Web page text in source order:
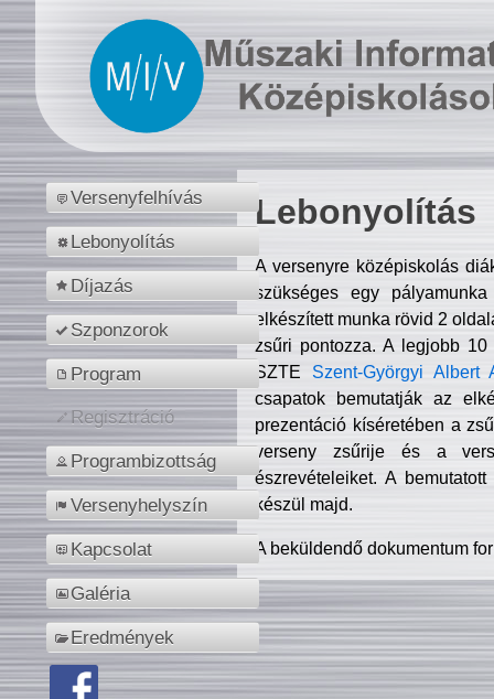
Versenyfelhívás
Lebonyolítás
Díjazás
Szponzorok
Program
Regisztráció
Programbizottság
Versenyhelyszín
Kapcsolat
Galéria
Eredmények
Lebonyolítás
A versenyre középiskolás
szükséges egy
elkészített munka rövid 2
zsűri pontozza. A legjobb
SZTE Szent-Györgyi Albert
csapatok bemutatják az
prezentáció kíséretében a
verseny zsűrije és a
észrevételeiket. A
készül majd.
A beküldendő dokumentum